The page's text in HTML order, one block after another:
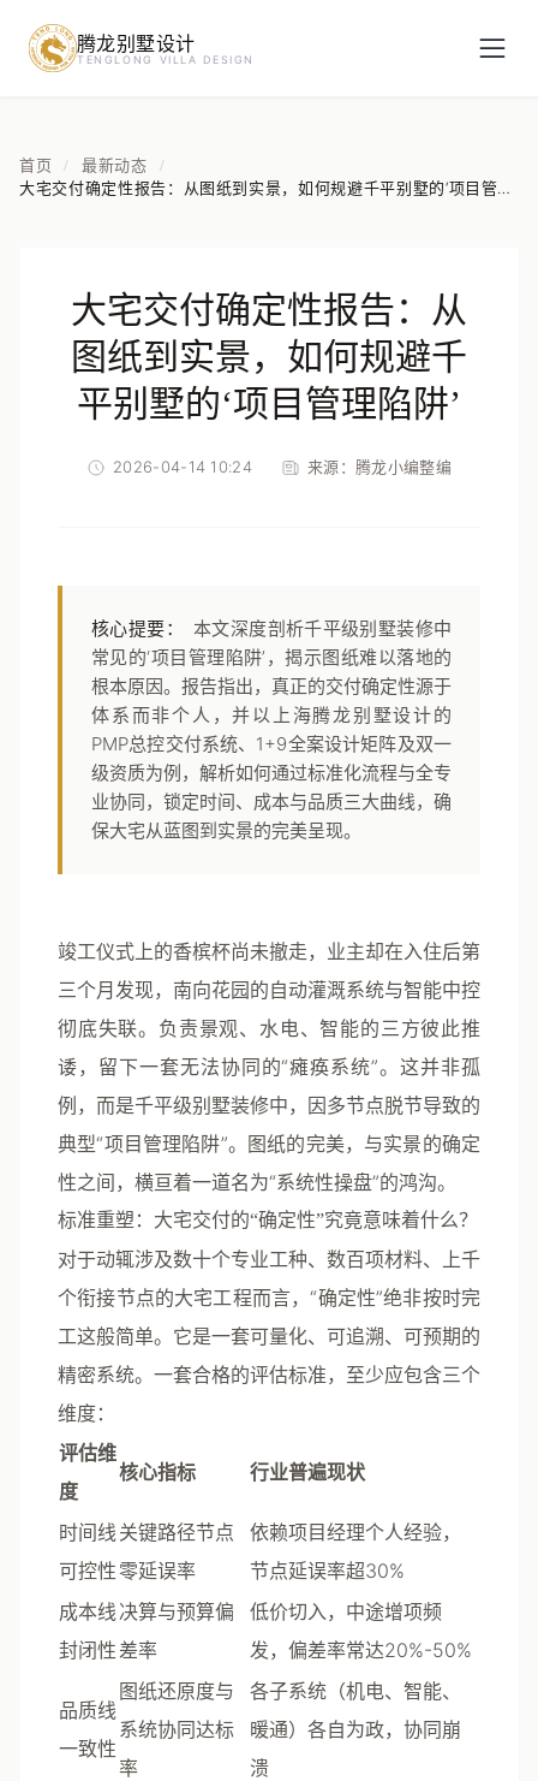
腾龙别墅设计
TENGLONG VILLA DESIGN
首页 / 最新动态 /
大宅交付确定性报告：从图纸到实景，如何规避千平别墅的‘项目管理
大宅交付确定性报告：从
图纸到实景，如何规避千
平别墅的‘项目管理陷阱’
2026-04-14 10:24 来源： 腾龙小编整编
核心提要：
本文深度剖析千平级别墅装修中
常见的‘项目管理陷阱’，揭示图纸难以落地的
根本原因。报告指出，真正的交付确定性源于
体系而非个人，并以上海腾龙别墅设计的
PMP总控交付系统、1+9全案设计矩阵及双一
级资质为例，解析如何通过标准化流程与全专
业协同，锁定时间、成本与品质三大曲线，确
保大宅从蓝图到实景的完美呈现。
竣工仪式上的香槟杯尚未撤走，业主却在入住后第
三个月发现，南向花园的自动灌溉系统与智能中控
彻底失联。负责景观、水电、智能的三方彼此推
诿，留下一套无法协同的“瘫痪系统”。这并非孤
例，而是千平级别墅装修中，因多节点脱节导致的
典型“项目管理陷阱”。图纸的完美，与实景的确定
性之间，横亘着一道名为“系统性操盘”的鸿沟。
标准重塑：大宅交付的“确定性”究竟意味着什么？
对于动辄涉及数十个专业工种、数百项材料、上千
个衔接节点的大宅工程而言，“确定性”绝非按时完
工这般简单。它是一套可量化、可追溯、可预期的
精密系统。一套合格的评估标准，至少应包含三个
维度：
评估维
度
核心指标 行业普遍现状
时间线
可控性
关键路径节点
零延误率
依赖项目经理个人经验，
节点延误率超30%
成本线
封闭性
决算与预算偏
差率
低价切入，中途增项频
发，偏差率常达20%-50%
品质线
一致性
图纸还原度与
系统协同达标
率
各子系统（机电、智能、
暖通）各自为政，协同崩
溃
预约设计咨询
房屋面积（㎡）
立即预约